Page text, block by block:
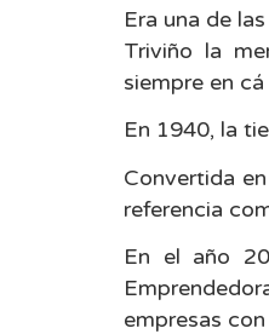
Era una de
Triviño la
siempre en cá
En 1940, la
Convertida
referencia
En el año
empresas